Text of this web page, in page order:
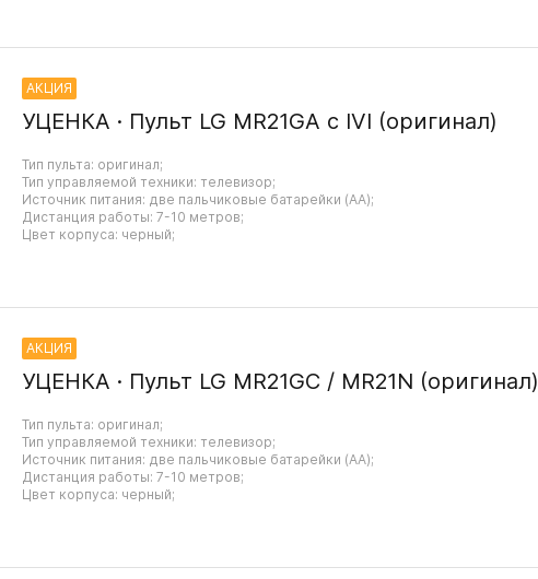
АКЦИЯ
УЦЕНКА · Пульт LG MR21GA с IVI (оригинал)
Тип пульта: оригинал;
Тип управляемой техники: телевизор;
Источник питания: две пальчиковые батарейки (AA);
Дистанция работы: 7-10 метров;
Цвет корпуса: черный;
АКЦИЯ
УЦЕНКА · Пульт LG MR21GC / MR21N (оригинал)
Тип пульта: оригинал;
Тип управляемой техники: телевизор;
Источник питания: две пальчиковые батарейки (AA);
Дистанция работы: 7-10 метров;
Цвет корпуса: черный;